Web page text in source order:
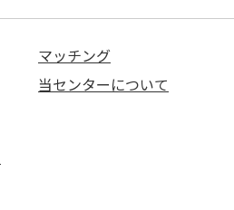
マッチング
当センターについて